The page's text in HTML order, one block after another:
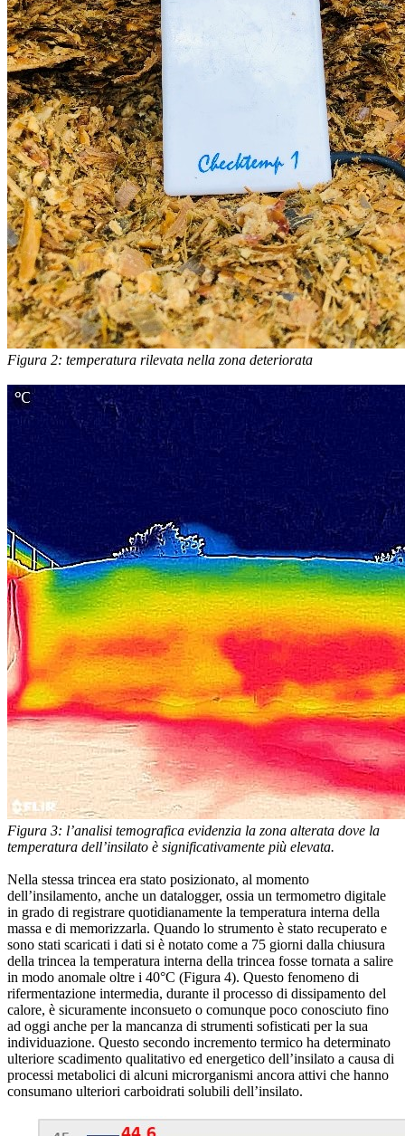
Figura 2: temperatura rilevata nella zona deteriorata
Figura 3: l’analisi temografica evidenzia la zona alterata dove la
temperatura dell’insilato è significativamente più elevata.
Nella stessa trincea era stato posizionato, al momento
dell’insilamento, anche un datalogger, ossia un termometro digitale
in grado di registrare quotidianamente la temperatura interna della
massa e di memorizzarla. Quando lo strumento è stato recuperato e
sono stati scaricati i dati si è notato come a 75 giorni dalla chiusura
della trincea la temperatura interna della trincea fosse tornata a salire
in modo anomale oltre i 40°C (Figura 4). Questo fenomeno di
rifermentazione intermedia, durante il processo di dissipamento del
calore, è sicuramente inconsueto o comunque poco conosciuto fino
ad oggi anche per la mancanza di strumenti sofisticati per la sua
individuazione. Questo secondo incremento termico ha determinato
ulteriore scadimento qualitativo ed energetico dell’insilato a causa di
processi metabolici di alcuni microrganismi ancora attivi che hanno
consumano ulteriori carboidrati solubili dell’insilato.